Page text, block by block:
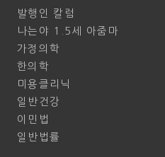
발행인 칼럼
나는야 1.5세 아줌마
가정의학
한의학
미용클리닉
일반건강
이민법
일반법률